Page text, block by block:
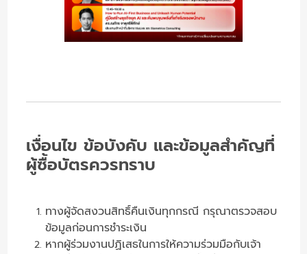
เงื่อนไข ข้อบังคับ และข้อมูลสำคัญที่
ผู้ซื้อบัตรควรทราบ
ทางผู้จัดสงวนสิทธิ์คืนเงินทุกกรณี กรุณาตรวจสอบ
ข้อมูลก่อนการชำระเงิน
หากผู้ร่วมงานปฏิเสธในการให้ความร่วมมือกับเจ้า